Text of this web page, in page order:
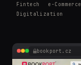
Fintech e-Commerce
Digitalization
bookport.cz